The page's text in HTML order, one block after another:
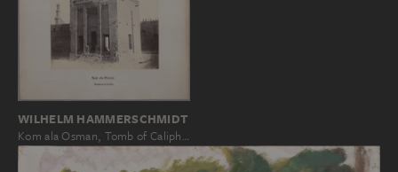
WILHELM HAMMERSCHMIDT
Kom ala Osman, Tomb of Caliph…